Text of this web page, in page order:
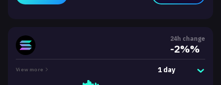
24h change
-2%%
View more 1 day